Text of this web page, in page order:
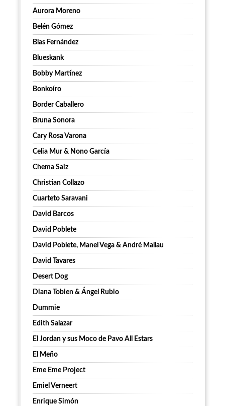
Aurora Moreno
Belén Gómez
Blas Fernández
Blueskank
Bobby Martínez
Bonkoíro
Border Caballero
Bruna Sonora
Cary Rosa Varona
Celia Mur & Nono García
Chema Saiz
Christian Collazo
Cuarteto Saravani
David Barcos
David Poblete
David Poblete, Manel Vega & André Mallau
David Tavares
Desert Dog
Diana Tobien & Ángel Rubio
Dummie
Edith Salazar
El Jordan y sus Moco de Pavo All Estars
El Meño
Eme Eme Project
Emiel Verneert
Enrique Simón